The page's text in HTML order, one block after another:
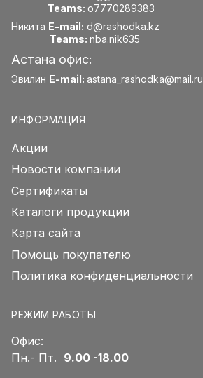
Teams: o7770289383
Никита E-mail: d@rashodka.kz
Teams: nba.nik635
Астана офис:
Эвилин E-mail: astana_rashodka@mail.ru
ИНФОРМАЦИЯ
Акции
Новости компании
Сертификаты
Каталоги продукции
Карта сайта
Помощь покупателю
Политика конфиденциальности
РЕЖИМ РАБОТЫ
Офис:
Пн.- Пт. 9.00 -18.00